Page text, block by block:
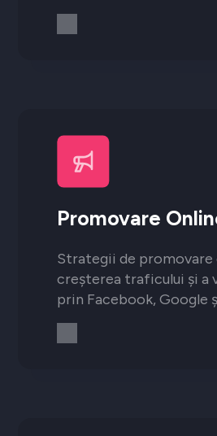
Promovare
Strategii de promovare
creșterea traficului și a
prin Facebook, Google